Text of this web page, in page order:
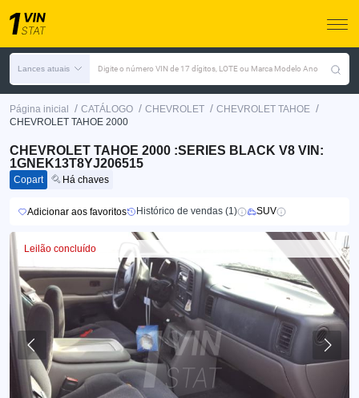
Lances atuais Digite o número VIN de 17 dígitos, LOTE ou Marca Modelo Ano
Página inicial / CATÁLOGO / CHEVROLET / CHEVROLET TAHOE /
CHEVROLET TAHOE 2000
CHEVROLET TAHOE 2000 :SERIES BLACK V8 VIN:
1GNEK13T8YJ206515
Copart Há chaves
Adicionar aos favoritos Histórico de vendas (1) SUV
Leilão concluído